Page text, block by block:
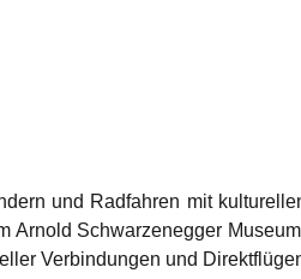
und Radfahren mit
Arnold Schwarzenegger
Verbindungen und